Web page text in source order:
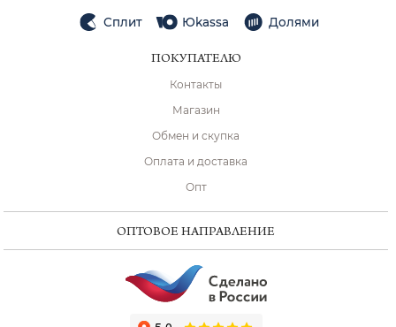
Сплит Юkassa Долями
ПОКУПАТЕЛЮ
Контакты
Магазин
Обмен и скупка
Оплата и доставка
Опт
ОПТОВОЕ НАПРАВЛЕНИЕ